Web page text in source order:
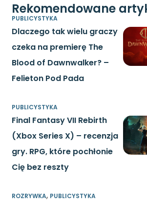
Rekomendowane
PUBLICYSTYKA
Dlaczego tak wielu graczy
czeka na premierę The
Blood of Dawnwalker? –
Felieton Pod Pada
PUBLICYSTYKA
Final Fantasy VII Rebirth
(Xbox Series X) – recenzja
gry. RPG, które pochłonie
Cię bez reszty
ROZRYWKA, PUBLICYSTYKA